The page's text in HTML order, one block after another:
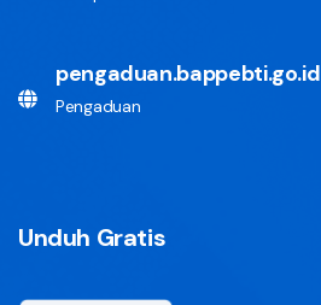
pengaduan.bappebti.go.id
Pengaduan
Unduh Gratis